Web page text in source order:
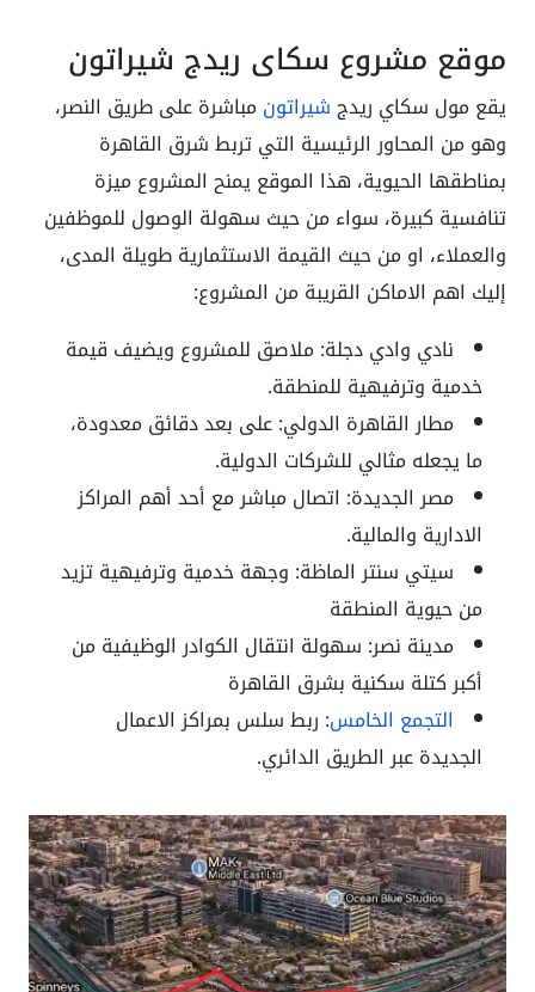
موقع مشروع سكاي ريدج شيراتون
يقع مول سكاي ريدجشيراتون مباشرة على طريق النصر،
وهو من المحاور الرئيسية التي تربط شرق القاهرة
بمناطقها الحيوية، هذا الموقع يمنح المشروع ميزة
تنافسية كبيرة، سواء من حيث سهولة الوصول للموظفين
والعملاء، او من حيث القيمة الاستثمارية طويلة المدى،
إليك اهم الاماكن القريبة من المشروع:
نادي وادي دجلة: ملاصق للمشروع ويضيف قيمة
خدمية وترفيهية للمنطقة.
مطار القاهرة الدولي: على بعد دقائق معدودة،
ما يجعله مثالي للشركات الدولية.
مصر الجديدة: اتصال مباشر مع أحد أهم المراكز
الادارية والمالية.
سيتي سنتر الماظة: وجهة خدمية وترفيهية تزيد
من حيوية المنطقة
مدينة نصر: سهولة انتقال الكوادر الوظيفية من
أكبر كتلة سكنية بشرق القاهرة
التجمع الخامس: ربط سلس بمراكز الاعمال
الجديدة عبر الطريق الدائري.